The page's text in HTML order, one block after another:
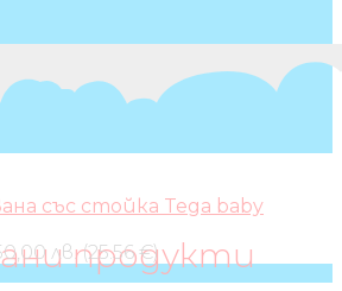
продукти
със стойка Tega baby
лв. (25.56 €)